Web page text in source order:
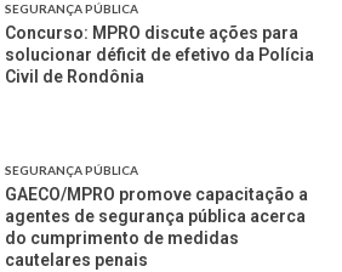
SEGURANÇA PÚBLICA
Concurso: MPRO discute ações para
solucionar déficit de efetivo da Polícia
Civil de Rondônia
SEGURANÇA PÚBLICA
GAECO/MPRO promove capacitação a
agentes de segurança pública acerca
do cumprimento de medidas
cautelares penais